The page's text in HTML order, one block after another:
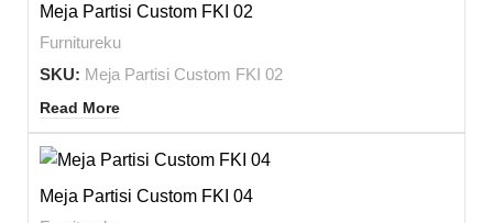
Meja Partisi Custom FKI 02
Furnitureku
SKU: Meja Partisi Custom FKI 02
Read More
Meja Partisi Custom FKI 04